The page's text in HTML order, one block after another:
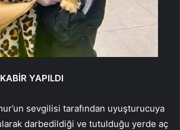
YAPILDI
sevgilisi tarafından uyuşturucuya
darbedildiği ve tutulduğu yerde aç